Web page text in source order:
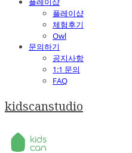
플레이샵
체험후기
Owl
문의하기
공지사항
1:1 문의
FAQ
kidscanstudio